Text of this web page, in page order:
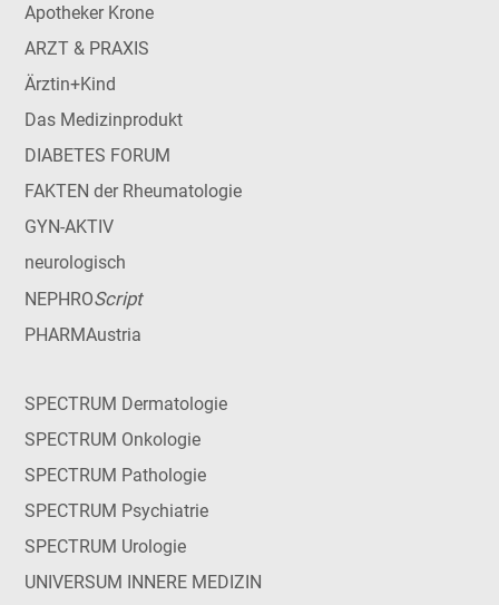
Apotheker Krone
ARZT & PRAXIS
Ärztin+Kind
Das Medizinprodukt
DIABETES FORUM
FAKTEN der Rheumatologie
GYN-AKTIV
neurologisch
NEPHROScript
PHARMAustria
SPECTRUM Dermatologie
SPECTRUM Onkologie
SPECTRUM Pathologie
SPECTRUM Psychiatrie
SPECTRUM Urologie
UNIVERSUM INNERE MEDIZIN